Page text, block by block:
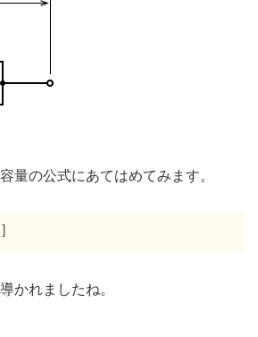
量の公式にあてはめてみます。
］
かれましたね。